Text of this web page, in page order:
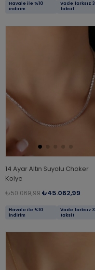
Havale ile %10
indirim
Vade farksız 3
taksit
14 Ayar Altın Suyolu Choker
Kolye
₺50.069,99₺45.062,99
Havale ile %10
indirim
Vade farksız 3
taksit